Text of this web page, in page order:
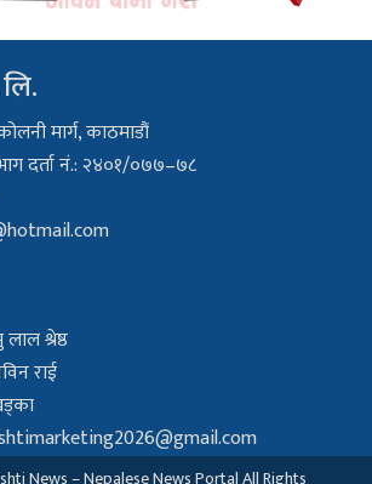
लि.
मार्ग, काठमाडौं
दर्ता नं.: २४०१/०७७–७८
श्रेष्ठ
राई
News – Nepalese News Portal All Rights